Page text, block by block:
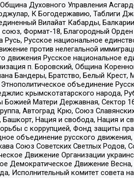
Духовного Управления
К Богодержавию, Таблиги
Вилайат Кабарды,
Формат-18, Благородный
Русское национальное
против нелегальной
Русское национальное
п. Боровский, Община
Бандеры, Братство, Белый Крест,
объединение
крымскотатарского народа,
Божией Матери Державная, Сектор
Автоград Крю, Союз
Башкорт, Нация и свобода, Нация и
с коррупцией, Фонд защиты
объединение русского
Союз Советских Светлых Родов,
Движение Организации
Демократическое Движение
Исполнительный комитет совета